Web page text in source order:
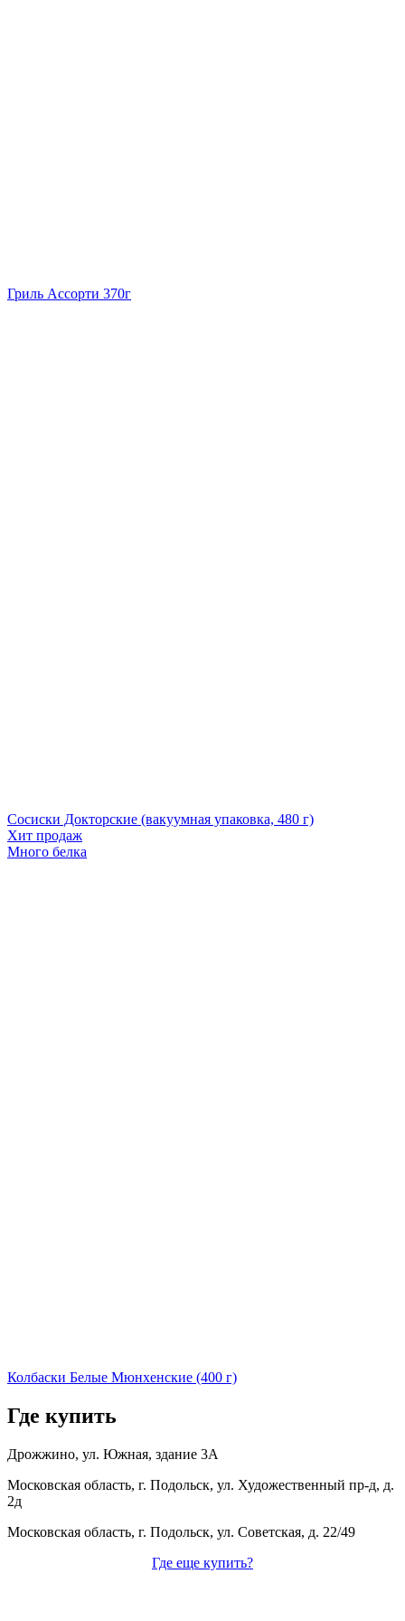
Гриль Ассорти 370г
Сосиски Докторские (вакуумная упаковка, 480 г)
Хит продаж
Много белка
Колбаски Белые Мюнхенские (400 г)
Где купить
Дрожжино, ул. Южная, здание 3А
Московская область, г. Подольск, ул. Художественный пр-д, д.
2д
Московская область, г. Подольск, ул. Советская, д. 22/49
Где еще купить?